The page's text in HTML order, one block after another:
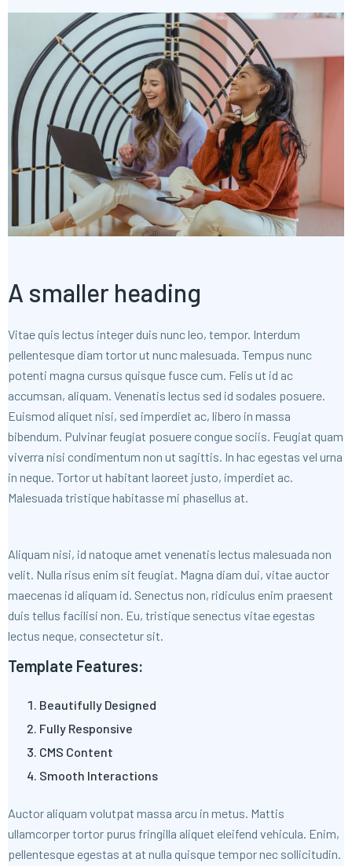
A smaller heading
Vitae quis lectus integer duis nunc leo, tempor. Interdum
pellentesque diam tortor ut nunc malesuada. Tempus nunc
potenti magna cursus quisque fusce cum. Felis ut id ac
accumsan, aliquam. Venenatis lectus sed id sodales posuere.
Euismod aliquet nisi, sed imperdiet ac, libero in massa
bibendum. Pulvinar feugiat posuere congue sociis. Feugiat quam
viverra nisi condimentum non ut sagittis. In hac egestas vel urna
in neque. Tortor ut habitant laoreet justo, imperdiet ac.
Malesuada tristique habitasse mi phasellus at.
Aliquam nisi, id natoque amet venenatis lectus malesuada non
velit. Nulla risus enim sit feugiat. Magna diam dui, vitae auctor
maecenas id aliquam id. Senectus non, ridiculus enim praesent
duis tellus facilisi non. Eu, tristique senectus vitae egestas
lectus neque, consectetur sit.
Template Features:
Beautifully Designed
Fully Responsive
CMS Content
Smooth Interactions
Auctor aliquam volutpat massa arcu in metus. Mattis
ullamcorper tortor purus fringilla aliquet eleifend vehicula. Enim,
pellentesque egestas at at nulla quisque tempor nec sollicitudin.